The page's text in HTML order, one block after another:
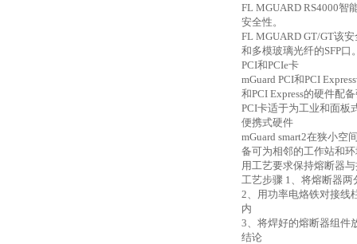
FL MGUARD RS4000智
安全性。
FL MGUARD GT/GT该安
和多模玻璃光纤的SFP口
PCI和PCIe卡
mGuard PCI和PCI Express
和PCI Express的硬件配
PCI卡适于为工业和面板
便携式硬件
mGuard smart2在狭小空
备可为相邻的工作站和
用工艺要求保持熔断器
工艺步骤 1、将熔断器两
2、用功率电烙铁对接线
内
3、将焊好的熔断器组件
结论